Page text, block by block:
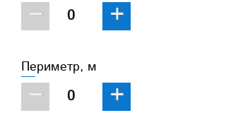
− +
Периметр, м
− +